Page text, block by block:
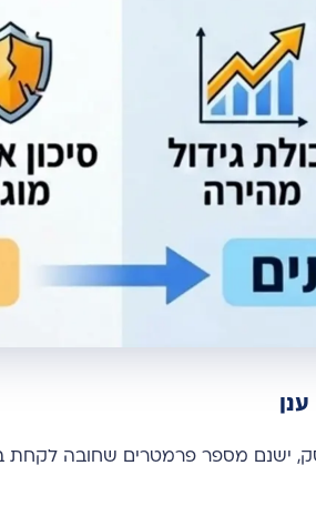
ישנם מספר פרמטרים שחובה